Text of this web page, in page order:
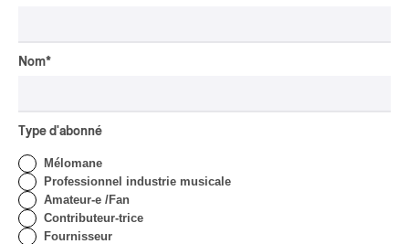
Barton Pine
Nom*
Type d'abonné
Mélomane
Professionnel industrie musicale
Amateur-e /Fan
Contributeur-trice
Fournisseur